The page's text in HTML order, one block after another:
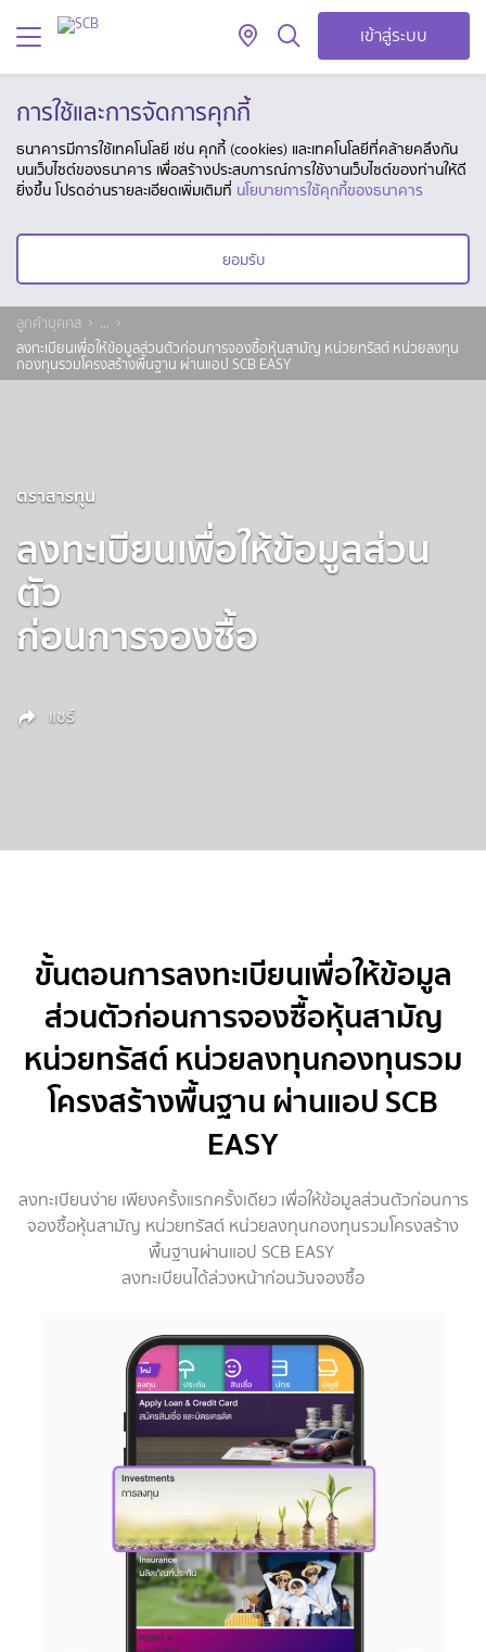
เข้าสู่ระบบ
การใช้และการจัดการคุกกี้
ธนาคารมีการใช้เทคโนโลยี เช่น คุกกี้ (cookies) และเทคโนโลยีที่คล้ายคลึงกัน
บนเว็บไซต์ของธนาคาร เพื่อสร้างประสบการณ์การใช้งานเว็บไซต์ของท่านให้ดี
ยิ่งขึ้น โปรดอ่านรายละเอียดเพิ่มเติมที่ นโยบายการใช้คุกกี้ของธนาคาร
ยอมรับ
ลูกค้าบุคคล
...
ลงทะเบียนเพื่อให้ข้อมูลส่วนตัวก่อนการจองซื้อหุ้นสามัญ หน่วยทรัสต์ หน่วยลงทุน
กองทุนรวมโครงสร้างพื้นฐาน ผ่านแอป SCB EASY
ตราสารทุน
ลงทะเบียนเพื่อให้ข้อมูลส่วน
ตัว
ก่อนการจองซื้อ
แชร์
ขั้นตอนการลงทะเบียนเพื่อให้ข้อมูล
ส่วนตัวก่อนการจองซื้อหุ้นสามัญ
หน่วยทรัสต์ หน่วยลงทุนกองทุนรวม
โครงสร้างพื้นฐาน ผ่านแอป SCB
EASY
ลงทะเบียนง่าย เพียงครั้งแรกครั้งเดียว เพื่อให้ข้อมูลส่วนตัวก่อนการ
จองซื้อหุ้นสามัญ หน่วยทรัสต์ หน่วยลงทุนกองทุนรวมโครงสร้าง
พื้นฐานผ่านแอป SCB EASY
ลงทะเบียนได้ล่วงหน้าก่อนวันจองซื้อ